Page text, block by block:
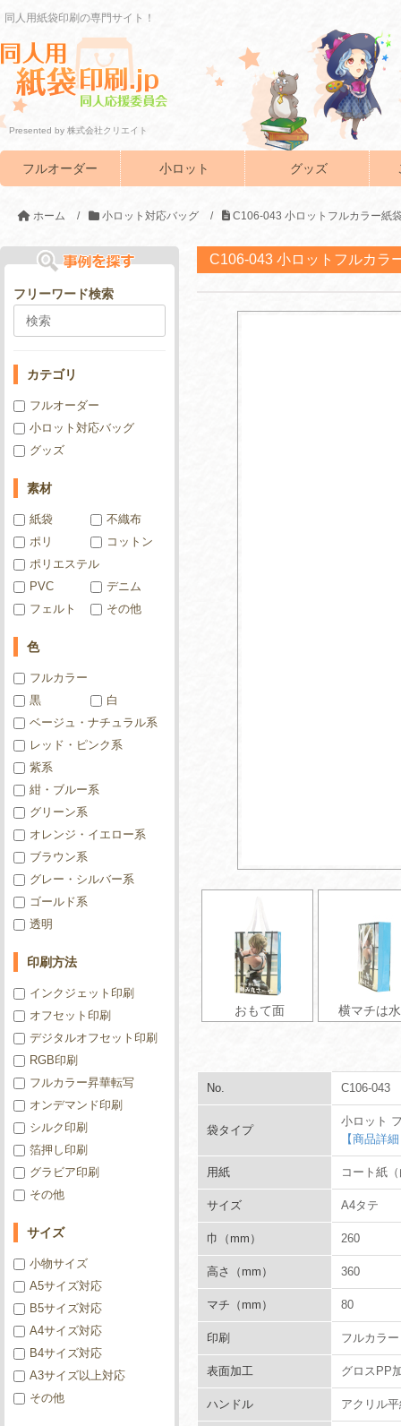
同人用紙袋印刷の専門サイト！
Presented by 株式会社クリエイト
フルオーダー 小ロット グッズ
ホーム / 小ロット対応バッグ / C106-043 小ロットフルカラー紙
C106-043 小ロットフルカラ
おもて面 横マチは
No. C106-043
袋タイプ
小ロット
【商品詳
用紙 コート紙
サイズ A4タテ
巾（mm） 260
高さ（mm） 360
マチ（mm） 80
印刷 フルカラ
表面加工 グロスPP
ハンドル アクリル
フリーワード検索
カテゴリ
フルオーダー
小ロット対応バッグ
グッズ
素材
紙袋
不織布
ポリ
コットン
ポリエステル
PVC
デニム
フェルト
その他
色
フルカラー
黒
白
ベージュ・ナチュラル系
レッド・ピンク系
紫系
紺・ブルー系
グリーン系
オレンジ・イエロー系
ブラウン系
グレー・シルバー系
ゴールド系
透明
印刷方法
インクジェット印刷
オフセット印刷
デジタルオフセット印刷
RGB印刷
フルカラー昇華転写
オンデマンド印刷
シルク印刷
箔押し印刷
グラビア印刷
その他
サイズ
小物サイズ
A5サイズ対応
B5サイズ対応
A4サイズ対応
B4サイズ対応
A3サイズ以上対応
その他